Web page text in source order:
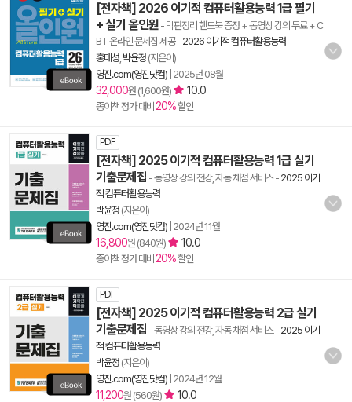
[전자책] 2026 이기적 컴퓨터활용능력 1급 필기
+ 실기 올인원 - 막판정리 핸드북 증정 + 동영상 강의 무료 + C
BT 온라인 문제집 제공- 2026 이기적 컴퓨터활용능력
홍태성 박윤정 (지은이)
영진.com(영진닷컴) 2025년 08월
32,000원 (1,600원) 10.0
종이책 정가 대비 20%할인
PDF
[전자책] 2025 이기적 컴퓨터활용능력 1급 실기
기출문제집 - 동영상 강의 전강, 자동 채점 서비스- 2025 이기
적 컴퓨터활용능력
박윤정 (지은이)
영진.com(영진닷컴) 2024년 11월
16,800원 (840원) 10.0
종이책 정가 대비 20%할인
PDF
[전자책] 2025 이기적 컴퓨터활용능력 2급 실기
기출문제집 - 동영상 강의 전강, 자동 채점 서비스- 2025 이기
적 컴퓨터활용능력
박윤정 (지은이)
영진.com(영진닷컴) 2024년 12월
11,200원 (560원) 10.0